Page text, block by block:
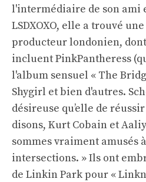
l'intermédiaire de son ami
LSDXOXO, elle a trouvé
producteur londonien,
incluent PinkPantheress
l'album sensuel « The
Shygirl et bien d'autres.
désireuse qu’elle de
disons, Kurt Cobain et
sommes vraiment amusés
intersections. » Ils ont
de Linkin Park pour «